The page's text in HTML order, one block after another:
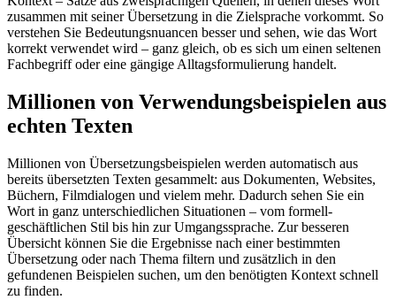
zusammen mit seiner Übersetzung in die Zielsprache vorkommt. So
verstehen Sie Bedeutungsnuancen besser und sehen, wie das Wort
korrekt verwendet wird – ganz gleich, ob es sich um einen seltenen
Fachbegriff oder eine gängige Alltagsformulierung handelt.
Millionen von Verwendungsbeispielen aus
echten Texten
Millionen von Übersetzungsbeispielen werden automatisch aus
bereits übersetzten Texten gesammelt: aus Dokumenten, Websites,
Büchern, Filmdialogen und vielem mehr. Dadurch sehen Sie ein
Wort in ganz unterschiedlichen Situationen – vom formell-
geschäftlichen Stil bis hin zur Umgangssprache. Zur besseren
Übersicht können Sie die Ergebnisse nach einer bestimmten
Übersetzung oder nach Thema filtern und zusätzlich in den
gefundenen Beispielen suchen, um den benötigten Kontext schnell
zu finden.